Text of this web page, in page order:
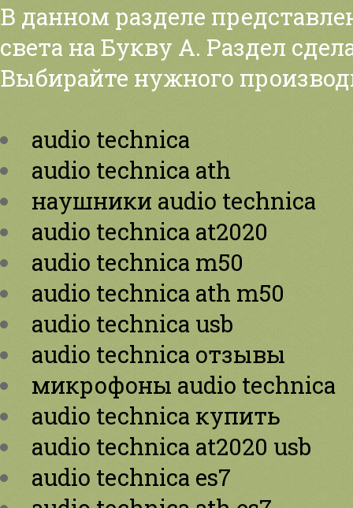
В данном разделе
света на Букву А. Раздел
Выбирайте нужного
audio technica
audio technica ath
наушники audio technica
audio technica at2020
audio technica m50
audio technica ath m50
audio technica usb
audio technica отзывы
микрофоны audio technica
audio technica купить
audio technica at2020 usb
audio technica es7